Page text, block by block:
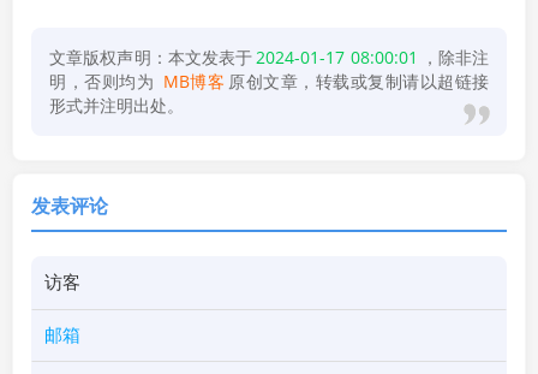
文章版权声明：本文发表于2024-01-17 08:00:01
，除非注
明，否则均为 MB博客 原创文章，转载或复制请以超链接
形式并注明出处。
发表评论